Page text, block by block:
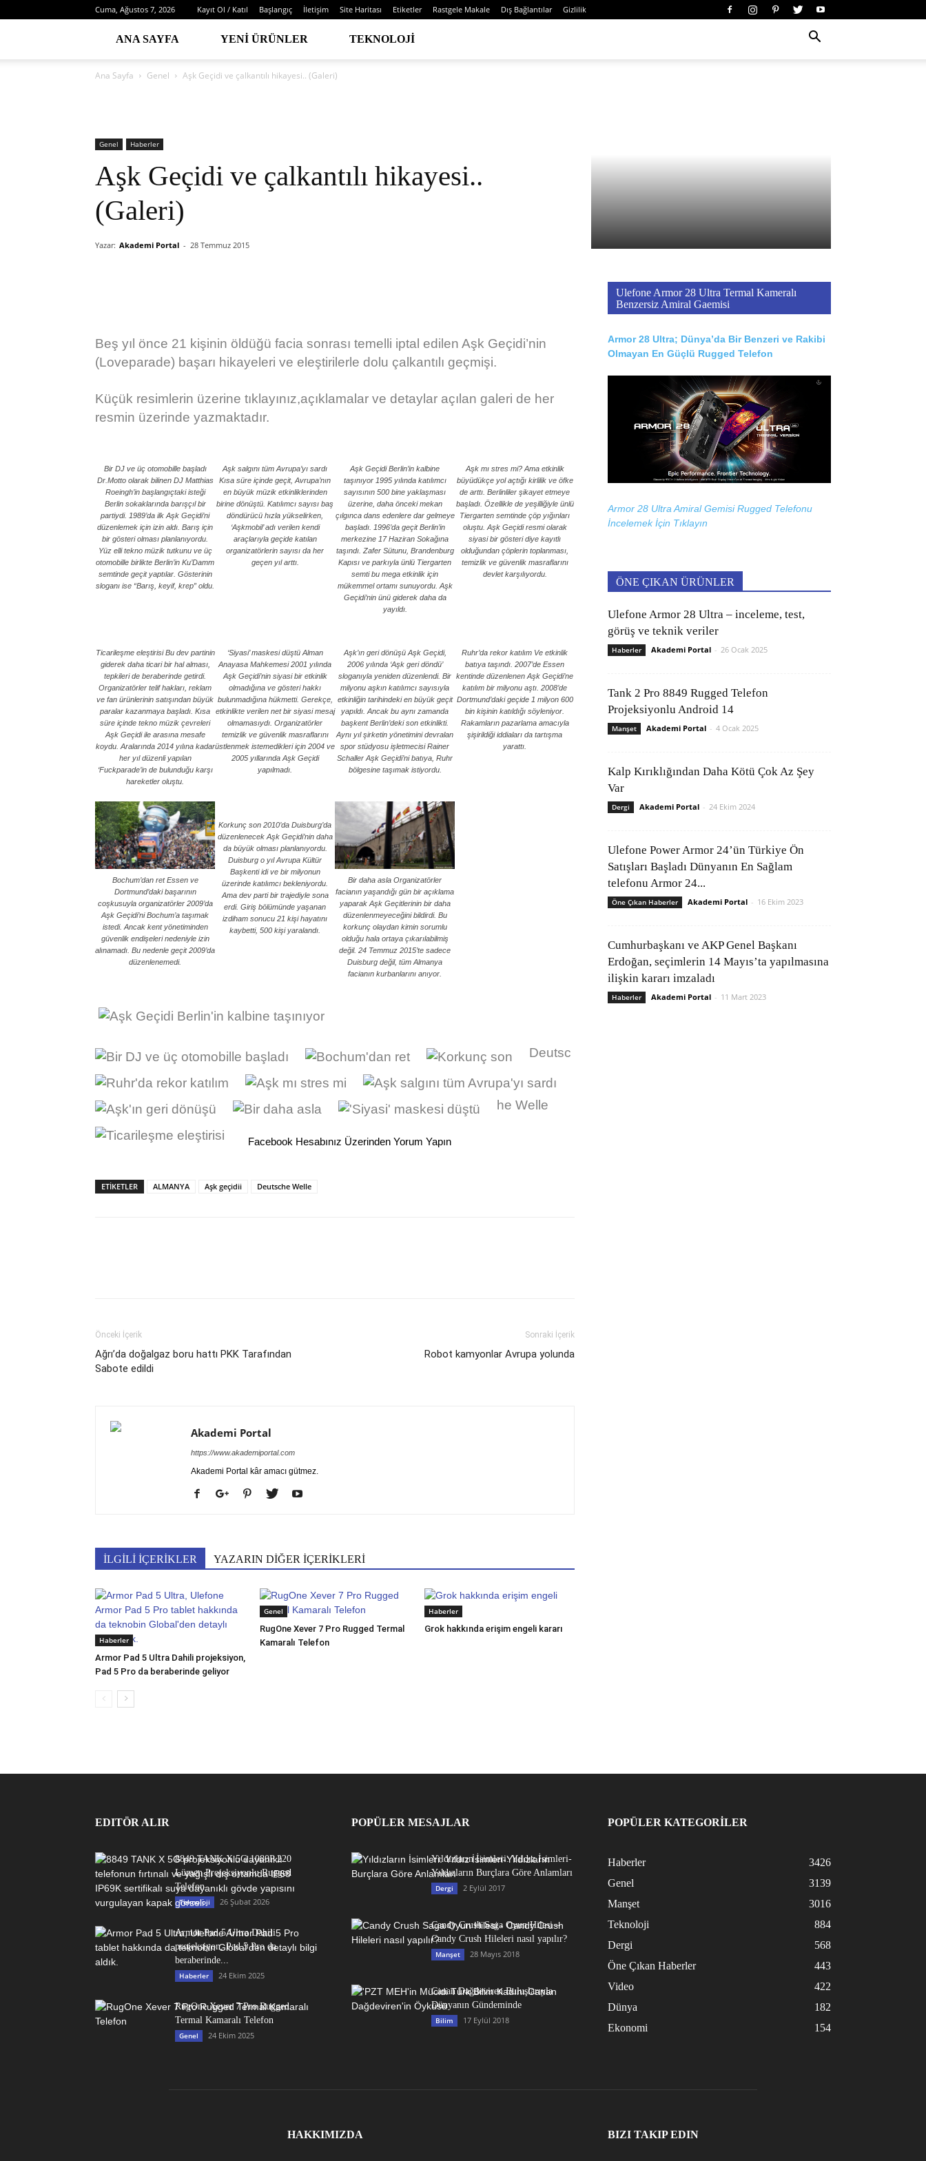
Cuma, Ağustos 7, 2026 Kayıt Ol / Katıl Başlangıç İletişim Site Haritası Etiketler Rastgele Makale Dış Bağlantılar Gizlilik
ANA SAYFA YENI ÜRÜNLER TEKNOLOJI
Ana Sayfa Genel Aşk Geçidi ve çalkantılı hikayesi.. (Galeri)
Genel Haberler
Aşk Geçidi ve çalkantılı hikayesi..
(Galeri)
Yazar: Akademi Portal - 28 Temmuz 2015
Beş yıl önce 21 kişinin öldüğü facia sonrası temelli iptal edilen Aşk Geçidi’nin
(Loveparade) başarı hikayeleri ve eleştirilerle dolu çalkantılı geçmişi.
Küçük resimlerin üzerine tıklayınız,açıklamalar ve detaylar açılan galeri de her
resmin üzerinde yazmaktadır.
Bir DJ ve üç otomobille başladı
Dr.Motto olarak bilinen DJ Matthias
Roeingh’in başlangıçtaki isteği
Berlin sokaklarında barışçıl bir
partiydi. 1989’da ilk Aşk Geçidi’ni
düzenlemek için izin aldı. Barış için
bir gösteri olması planlanıyordu.
Yüz elli tekno müzik tutkunu ve üç
otomobille birlikte Berlin’in Ku’Damm
semtinde geçit yaptılar. Gösterinin
sloganı ise “Barış, keyif, krep” oldu.
Aşk salgını tüm Avrupa’yı sardı
Kısa süre içinde geçit, Avrupa’nın
en büyük müzik etkinliklerinden
birine dönüştü. Katılımcı sayısı baş
döndürücü hızla yükselirken,
‘Aşkmobil’ adı verilen kendi
araçlarıyla geçide katılan
organizatörlerin sayısı da her
geçen yıl arttı.
Aşk Geçidi Berlin’in kalbine
taşınıyor 1995 yılında katılımcı
sayısının 500 bine yaklaşması
üzerine, daha önceki mekan
çılgınca dans edenlere dar gelmeye
başladı. 1996’da geçit Berlin’in
merkezine 17 Haziran Sokağına
taşındı. Zafer Sütunu, Brandenburg
Kapısı ve parkıyla ünlü Tiergarten
semti bu mega etkinlik için
mükemmel ortamı sunuyordu. Aşk
Geçidi’nin ünü giderek daha da
yayıldı.
Aşk mı stres mi? Ama etkinlik
büyüdükçe yol açtığı kirlilik ve öfke
de arttı. Berlinliler şikayet etmeye
başladı. Özellikle de yeşilliğiyle ünlü
Tiergarten semtinde çöp yığınları
oluştu. Aşk Geçidi resmi olarak
siyasi bir gösteri diye kayıtlı
olduğundan çöplerin toplanması,
temizlik ve güvenlik masraflarını
devlet karşılıyordu.
Ticarileşme eleştirisi Bu dev partinin
giderek daha ticari bir hal alması,
tepkileri de beraberinde getirdi.
Organizatörler telif hakları, reklam
ve fan ürünlerinin satışından büyük
paralar kazanmaya başladı. Kısa
süre içinde tekno müzik çevreleri
Aşk Geçidi ile arasına mesafe
koydu. Aralarında 2014 yılına kadar
her yıl düzenli yapılan
‘Fuckparade’in de bulunduğu karşı
hareketler oluştu.
‘Siyasi’ maskesi düştü Alman
Anayasa Mahkemesi 2001 yılında
Aşk Geçidi’nin siyasi bir etkinlik
olmadığına ve gösteri hakkı
bulunmadığına hükmetti. Gerekçe,
etkinlikte verilen net bir siyasi mesaj
olmamasıydı. Organizatörler
temizlik ve güvenlik masraflarını
üstlenmek istemedikleri için 2004 ve
2005 yıllarında Aşk Geçidi
yapılmadı.
Aşk’ın geri dönüşü Aşk Geçidi,
2006 yılında ‘Aşk geri döndü’
sloganıyla yeniden düzenlendi. Bir
milyonu aşkın katılımcı sayısıyla
etkinliğin tarihindeki en büyük geçit
yapıldı. Ancak bu aynı zamanda
başkent Berlin’deki son etkinlikti.
Aynı yıl şirketin yönetimini devralan
spor stüdyosu işletmecisi Rainer
Schaller Aşk Geçidi’ni batıya, Ruhr
bölgesine taşımak istiyordu.
Ruhr’da rekor katılım Ve etkinlik
batıya taşındı. 2007’de Essen
kentinde düzenlenen Aşk Geçidi’ne
katılım bir milyonu aştı. 2008’de
Dortmund’daki geçide 1 milyon 600
bin kişinin katıldığı söyleniyor.
Rakamların pazarlama amacıyla
şişirildiği iddiaları da tartışma
yarattı.
Bochum’dan ret Essen ve
Dortmund’daki başarının
coşkusuyla organizatörler 2009’da
Aşk Geçidi’ni Bochum’a taşımak
istedi. Ancak kent yönetiminden
güvenlik endişeleri nedeniyle izin
alınamadı. Bu nedenle geçit 2009’da
düzenlenemedi.
Korkunç son 2010’da Duisburg’da
düzenlenecek Aşk Geçidi’nin daha
da büyük olması planlanıyordu.
Duisburg o yıl Avrupa Kültür
Başkenti idi ve bir milyonun
üzerinde katılımcı bekleniyordu.
Ama dev parti bir trajediyle sona
erdi. Giriş bölümünde yaşanan
izdiham sonucu 21 kişi hayatını
kaybetti, 500 kişi yaralandı.
Bir daha asla Organizatörler
facianın yaşandığı gün bir açıklama
yaparak Aşk Geçitlerinin bir daha
düzenlenmeyeceğini bildirdi. Bu
korkunç olaydan kimin sorumlu
olduğu hala ortaya çıkarılabilmiş
değil. 24 Temmuz 2015’te sadece
Duisburg değil, tüm Almanya
facianın kurbanlarını anıyor.
Deutsc
he Welle
Facebook Hesabınız Üzerinden Yorum Yapın
ETİKETLER ALMANYA Aşk geçidii Deutsche Welle
Önceki İçerik
Ağrı’da doğalgaz boru hattı PKK Tarafından
Sabote edildi
Sonraki İçerik
Robot kamyonlar Avrupa yolunda
Akademi Portal
https://www.akademiportal.com
Akademi Portal kâr amacı gütmez.
İLGİLİ İÇERİKLER YAZARIN DİĞER İÇERİKLERİ
Haberler
Armor Pad 5 Ultra Dahili projeksiyon,
Pad 5 Pro da beraberinde geliyor
Genel
RugOne Xever 7 Pro Rugged Termal
Kamaralı Telefon
Haberler
Grok hakkında erişim engeli kararı
Ulefone Armor 28 Ultra Termal Kameralı
Benzersiz Amiral Gaemisi
Armor 28 Ultra; Dünya’da Bir Benzeri ve Rakibi
Olmayan En Güçlü Rugged Telefon
Armor 28 Ultra Amiral Gemisi Rugged Telefonu
İncelemek İçin Tıklayın
ÖNE ÇIKAN ÜRÜNLER
Ulefone Armor 28 Ultra – inceleme, test,
görüş ve teknik veriler
Haberler Akademi Portal - 26 Ocak 2025
Tank 2 Pro 8849 Rugged Telefon
Projeksiyonlu Android 14
Manşet Akademi Portal - 4 Ocak 2025
Kalp Kırıklığından Daha Kötü Çok Az Şey
Var
Dergi Akademi Portal - 24 Ekim 2024
Ulefone Power Armor 24’ün Türkiye Ön
Satışları Başladı Dünyanın En Sağlam
telefonu Armor 24...
Öne Çıkan Haberler Akademi Portal - 16 Ekim 2023
Cumhurbaşkanı ve AKP Genel Başkanı
Erdoğan, seçimlerin 14 Mayıs’ta yapılmasına
ilişkin kararı imzaladı
Haberler Akademi Portal - 11 Mart 2023
EDITÖR ALIR
8849 TANK X 5G 1080P 220
Lümen Projeksiyonlu Rugged
Telefon
Teknoloji 26 Şubat 2026
Armor Pad 5 Ultra Dahili
projeksiyon, Pad 5 Pro da
beraberinde...
Haberler 24 Ekim 2025
RugOne Xever 7 Pro Rugged
Termal Kamaralı Telefon
Genel 24 Ekim 2025
POPÜLER MESAJLAR
Yıldızların İsimleri: Yıldız İsimleri-
Yıldızların Burçlara Göre Anlamları
Dergi 2 Eylül 2017
Candy Crush Saga Oyun Hilesi –
Candy Crush Hileleri nasıl yapılır?
Manşet 28 Mayıs 2018
Canan Dağdeviren Buluşlarıyla
Dünyanın Gündeminde
Bilim 17 Eylül 2018
POPÜLER KATEGORİLER
Haberler
3426
Genel
3139
Manşet
3016
Teknoloji
884
Dergi
568
Öne Çıkan Haberler
443
Video
422
Dünya
182
Ekonomi
154
HAKKIMIZDA BIZI TAKIP EDIN